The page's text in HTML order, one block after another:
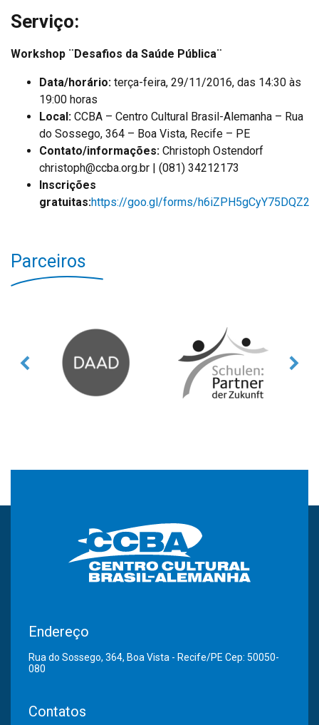
Serviço:
Workshop ¨Desafios da Saúde Pública¨
Data/horário: terça-feira, 29/11/2016, das 14:30 às
19:00 horas
Local: CCBA – Centro Cultural Brasil-Alemanha – Rua
do Sossego, 364 – Boa Vista, Recife – PE
Contato/informações: Christoph Ostendorf
christoph@ccba.org.br | (081) 34212173
Inscrições
gratuitas:https://goo.gl/forms/h6iZPH5gCyY75DQZ2
Parceiros
Endereço
Rua do Sossego, 364, Boa Vista - Recife/PE Cep: 50050-
080
Contatos